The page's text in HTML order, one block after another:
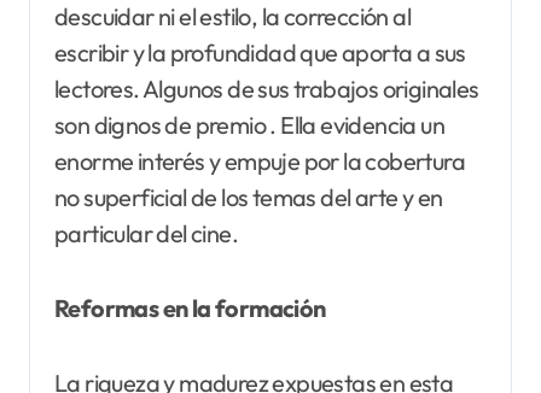
descuidar ni el estilo, la corrección al
escribir y la profundidad que aporta a sus
lectores. Algunos de sus trabajos originales
son dignos de premio . Ella evidencia un
enorme interés y empuje por la cobertura
no superficial de los temas del arte y en
particular del cine.
Reformas en la formación
La riqueza y madurez expuestas en esta